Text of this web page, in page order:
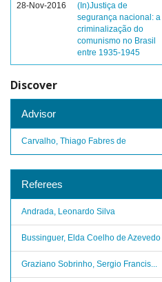
28-Nov-2016
(In)Justiça de
segurança nacional: a
criminalização do
comunismo no Brasil
entre 1935-1945
Discover
Advisor
Carvalho, Thiago Fabres de
Referees
Andrada, Leonardo Silva
Bussinguer, Elda Coelho de Azevedo
Graziano Sobrinho, Sergio Francis...